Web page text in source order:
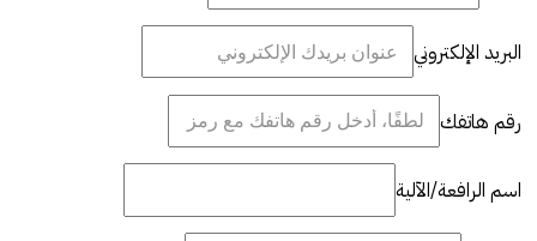
البريد الإلكتروني
رقم هاتفك
اسم الرافعة/الآلية